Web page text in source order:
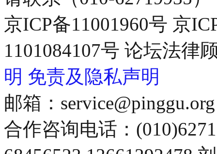
京ICP备11001960号 京
1101084107号 论坛法律
明 免责及隐私声明
邮箱：service@pinggu.org
合作咨询电话：